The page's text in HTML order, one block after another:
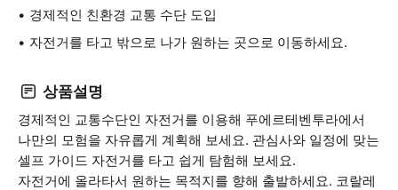
경제적인 친환경 교통 수단 도입
자전거를 타고 밖으로 나가 원하는 곳으로 이동하세요.
상품설명
경제적인 교통수단인 자전거를 이용해 푸에르테벤투라에서
나만의 모험을 자유롭게 계획해 보세요. 관심사와 일정에 맞는
셀프 가이드 자전거를 타고 쉽게 탐험해 보세요.
자전거에 올라타서 원하는 목적지를 향해 출발하세요. 코랄레